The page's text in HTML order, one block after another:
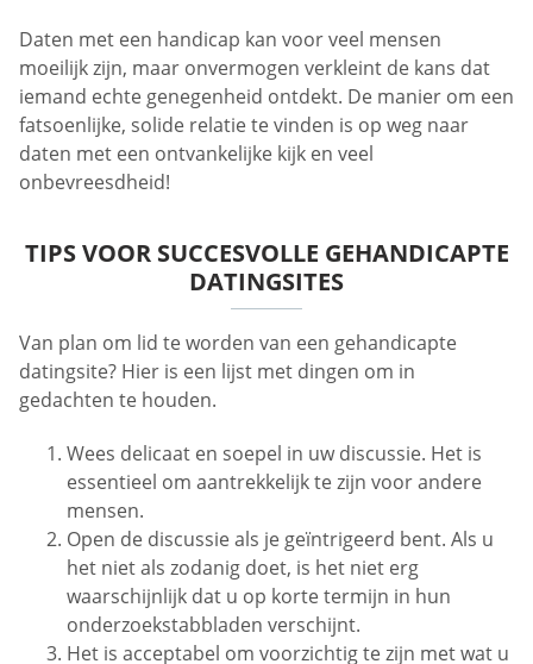
Daten met een handicap kan voor veel mensen
moeilijk zijn, maar onvermogen verkleint de kans dat
iemand echte genegenheid ontdekt. De manier om een
fatsoenlijke, solide relatie te vinden is op weg naar
daten met een ontvankelijke kijk en veel
onbevreesdheid!
TIPS VOOR SUCCESVOLLE GEHANDICAPTE
DATINGSITES
Van plan om lid te worden van een gehandicapte
datingsite? Hier is een lijst met dingen om in
gedachten te houden.
Wees delicaat en soepel in uw discussie. Het is
essentieel om aantrekkelijk te zijn voor andere
mensen.
Open de discussie als je geïntrigeerd bent. Als u
het niet als zodanig doet, is het niet erg
waarschijnlijk dat u op korte termijn in hun
onderzoekstabbladen verschijnt.
Het is acceptabel om voorzichtig te zijn met wat u